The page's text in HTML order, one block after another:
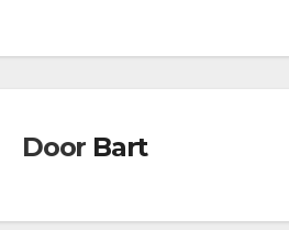
Door Bart